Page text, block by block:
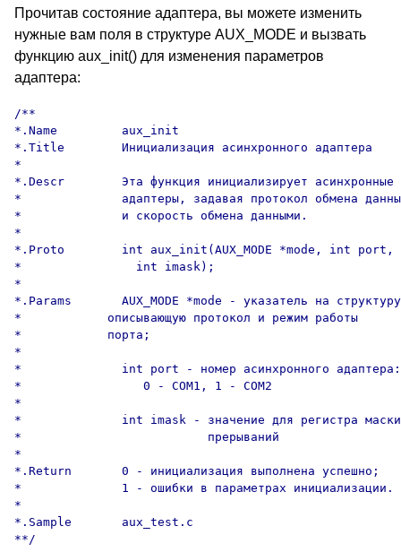
Прочитав состояние адаптера, вы можете изменить
нужные вам поля в структуре AUX_MODE и вызвать
функцию aux_init() для изменения параметров
адаптера:
/**
*.Name         aux_init
*.Title        Инициализация асинхронного адаптера
*
*.Descr        Эта функция инициализирует асинхронные
*              адаптеры, задавая протокол обмена
*              и скорость обмена данными.
*
*.Proto        int aux_init(AUX_MODE *mode, int port,
*                int imask);
*
*.Params       AUX_MODE *mode - указатель на
*            описывающую протокол и режим работы
*            порта;
*
*              int port - номер асинхронного адаптера:
*                 0 - COM1, 1 - COM2
*
*              int imask - значение для регистра маски
*                          прерываний
*
*.Return       0 - инициализация выполнена успешно;
*              1 - ошибки в параметрах инициализации.
*
*.Sample       aux_test.c
**/